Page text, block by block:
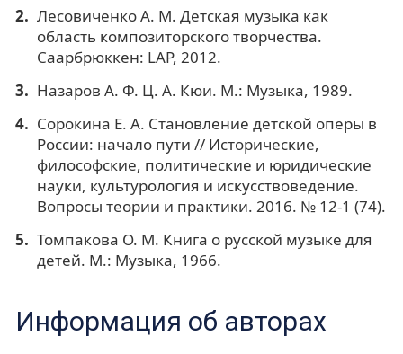
Лесовиченко А. М. Детская музыка как
область композиторского творчества.
Саарбрюккен: LAP, 2012.
Назаров А. Ф. Ц. А. Кюи. М.: Музыка, 1989.
Сорокина Е. А. Становление детской оперы в
России: начало пути // Исторические,
философские, политические и юридические
науки, культурология и искусствоведение.
Вопросы теории и практики. 2016. № 12-1 (74).
Томпакова О. М. Книга о русской музыке для
детей. М.: Музыка, 1966.
Информация об авторах